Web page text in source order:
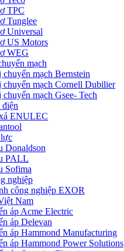
TPC
Tunglee
Universal
US Motors
WEG
mạch
chuyển mạch Bernstein
chuyển mạch Cornell Dubilier
mạch Gsee- Tech
ENULEC
Donaldson
PALL
Sofima
nghiệp
công nghiệp EXOR
Nam
áp Acme Electric
áp Delevan
áp Hammond Manufacturing
áp Hammond Power Solutions